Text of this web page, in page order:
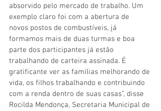
absorvido pelo mercado de trabalho. Um
exemplo claro foi com a abertura de
novos postos de combustíveis, já
formamos mais de duas turmas e boa
parte dos participantes já estão
trabalhando de carteira assinada. É
gratificante ver as famílias melhorando de
vida, os filhos trabalhando e contribuindo
com a renda dentro de suas casas”, disse
Rocilda Mendonça, Secretaria Municipal de